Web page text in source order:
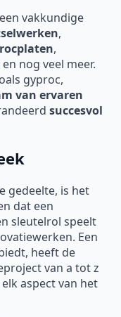
vakkundige
,
,
en nog veel meer.
gyproc,
van ervaren
succesvol
gedeelte, is het
dat een
sleutelrol speelt
Een
heeft de
van a tot z
aspect van het